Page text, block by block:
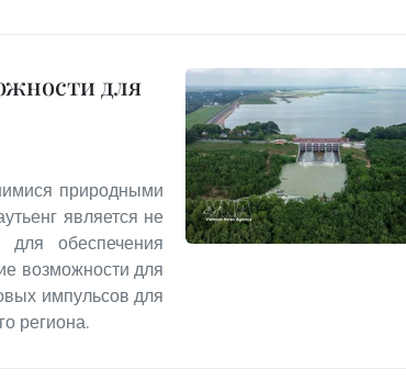
для
природными
является не
для обеспечения
возможности для
импульсов для
региона.